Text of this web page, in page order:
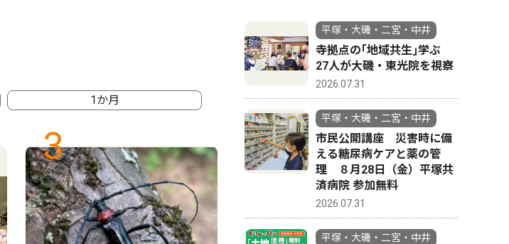
1か月
3 4
平塚・大磯・二宮・中井
寺拠点の｢地域共生｣学ぶ
27人が大磯・東光院を視察
2026.07.31
平塚・大磯・二宮・中井
市民公開講座 災害時に備
える糖尿病ケアと薬の管
理 ８月28日（金）平塚共
済病院 参加無料
2026.07.31
平塚・大磯・二宮・中井